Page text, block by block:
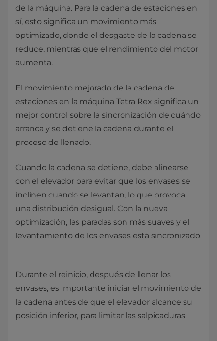
de la máquina. Para la cadena de estaciones en
sí, esto significa un movimiento más
optimizado, donde el desgaste de la cadena se
reduce, mientras que el rendimiento del motor
aumenta.
El movimiento mejorado de la cadena de
estaciones en la máquina Tetra Rex significa un
mejor control sobre la sincronización de cuándo
arranca y se detiene la cadena durante el
proceso de llenado.
Cuando la cadena se detiene, debe alinearse
con el elevador para evitar que los envases se
inclinen cuando se levantan, lo que provoca
una distribución desigual. Con la nueva
optimización, las paradas son más suaves y el
levantamiento de los envases está sincronizado.
Durante el reinicio, después de llenar los
envases, es importante iniciar el movimiento de
la cadena antes de que el elevador alcance su
posición inferior, para limitar las salpicaduras.